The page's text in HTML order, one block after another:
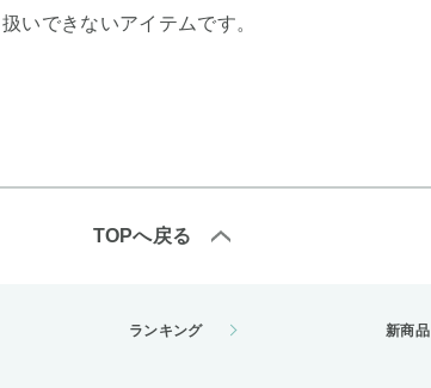
いできないアイテムです。
TOPへ戻る
ランキング 新商品